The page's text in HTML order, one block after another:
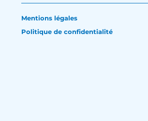
Mentions légales
Politique de confidentialité